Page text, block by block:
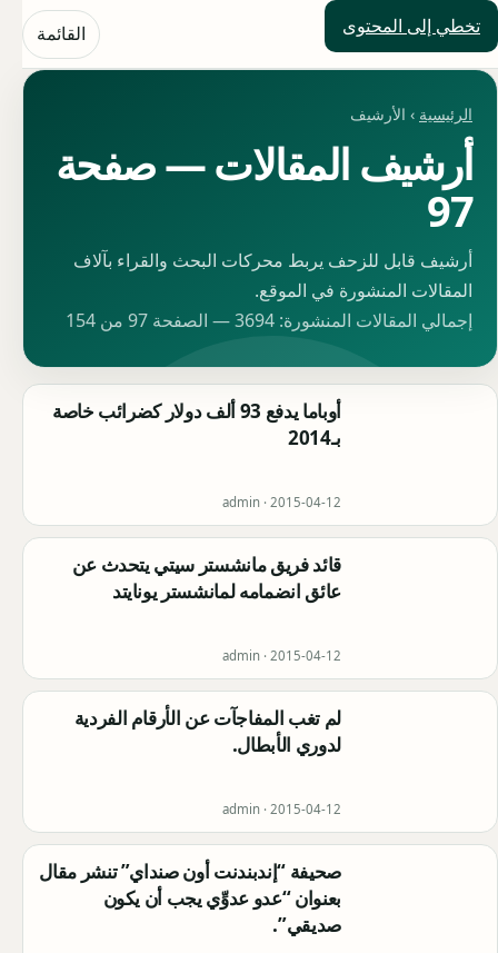
تخطي إلى المحتوى
حلول العالم القائمة
الرئيسية › الأرشيف
أرشيف المقالات — صفحة
97
أرشيف قابل للزحف يربط محركات البحث والقراء بآلاف
المقالات المنشورة في الموقع.
إجمالي المقالات المنشورة: 3694 — الصفحة 97 من 154
أوباما يدفع 93 ألف دولار كضرائب خاصة
بـ2014
admin · 2015-04-12
قائد فريق مانشستر سيتي يتحدث عن
عائق انضمامه لمانشستر يونايتد
admin · 2015-04-12
لم تغب المفاجآت عن الأرقام الفردية
لدوري الأبطال.
admin · 2015-04-12
صحيفة “إندبندنت أون صنداي” تنشر مقال
بعنوان “عدو عدوِّي يجب أن يكون
صديقي”.